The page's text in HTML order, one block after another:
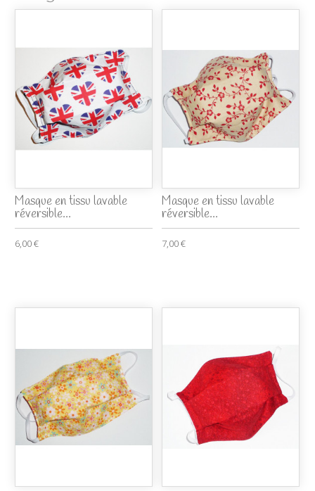
Masque en tissu lavable
réversible...
6,00 €
Masque en tissu lavable
réversible...
7,00 €